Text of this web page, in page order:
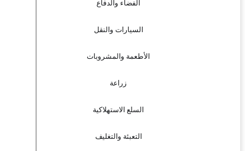
الفضاء والدفاع
السيارات والنقل
الأطعمة والمشروبات
زراعة
السلع الاستهلاكية
التعبئة والتغليف